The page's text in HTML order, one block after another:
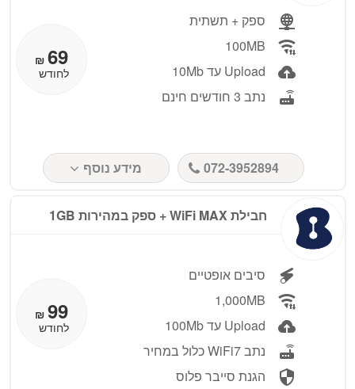
ספק + תשתית
100MB
Upload עד 10Mb
נתב 3 חודשים חינם
69
₪
לחודש
072-3952894 מידע נוסף
חבילת WiFi MAX + ספק במהירות 1GB
סיבים אופטיים
1,000MB
Upload עד 100Mb
נתב WiFi7 כלול במחיר
הגנת סייבר פלוס
99
₪
לחודש